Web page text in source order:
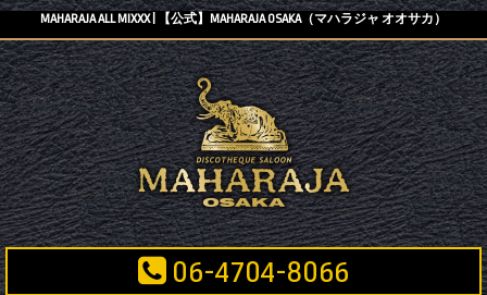
MAHARAJA ALL MIXXX | 【公式】MAHARAJA OSAKA（マハラジャ オオサカ）
06-4704-8066